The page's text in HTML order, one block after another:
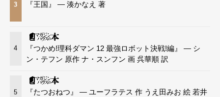
3 『王国』 — 湊かなえ 著
4
『つかめ!理科ダマン 12 最強ロボット決戦!編』 — シ
ン・テフン 原作 ナ・スンフン 画 呉華順 訳
5
『たつおねつ』 — ユーフラテス 作 うえ田みお 絵 若井